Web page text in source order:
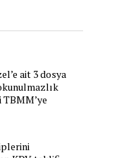
ait 3 dosya